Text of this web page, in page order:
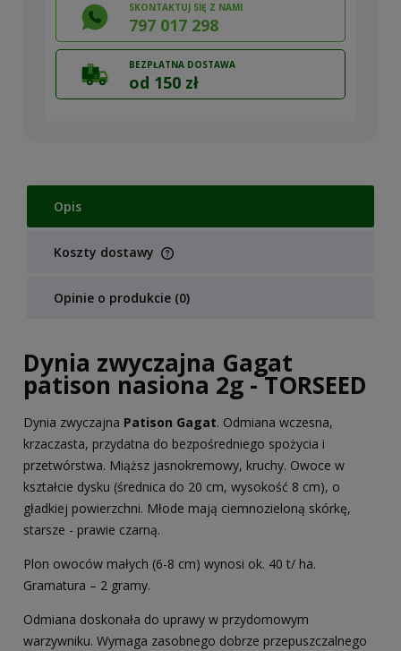
SKONTAKTUJ SIĘ Z NAMI
797 017 298
BEZPŁATNA DOSTAWA
od 150 zł
Opis
Koszty dostawy
Cena nie zawiera ewentualnych kosztów płatności
Opinie o produkcie (0)
Dynia zwyczajna Gagat
patison nasiona 2g - TORSEED
Dynia zwyczajna Patison Gagat. Odmiana wczesna,
krzaczasta, przydatna do bezpośredniego spożycia i
przetwórstwa. Miąższ jasnokremowy, kruchy. Owoce w
kształcie dysku (średnica do 20 cm, wysokość 8 cm), o
gładkiej powierzchni. Młode mają ciemnozieloną skórkę,
starsze - prawie czarną.
Plon owoców małych (6-8 cm) wynosi ok. 40 t/ ha.
Gramatura – 2 gramy.
Odmiana doskonała do uprawy w przydomowym
warzywniku. Wymaga zasobnego dobrze przepuszczalnego